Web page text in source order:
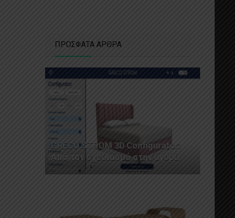
ΠΡΟΣΦΑΤΑ ΑΡΘΡΑ
GRECO STROM 3D Configurator:
Από τον σχεδιασμό στην αγορά